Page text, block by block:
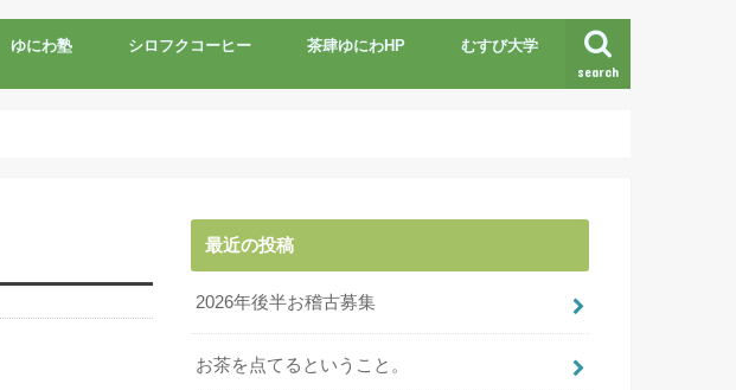
search
ゆにわ塾 シロフクコーヒー 茶肆ゆにわHP むすび大学
最近の投稿
2026年後半お稽古募集
お茶を点てるということ。